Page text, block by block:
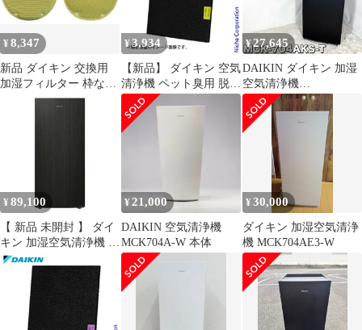
¥8,347
新品 ダイキン 交換用
加湿フィルター 枠なし
(KNME108A4)
¥3,934
【新品】 ダイキン 空気
清浄機 ペット臭用 脱臭
フィルター
BAFP102A43
¥27,645
DAIKIN ダイキン 加湿
空気清浄機
MCK704AKS-T ブラウ
ン
¥ 89,100
【 新品 未開封 】 ダイ
キン 加湿空気清浄機 ス
トリーマ 空気清浄:41畳
まで 加湿(最大):29畳ま
で PM2.5対応 ブラウン
MCK906A-T 未使用 送
料無料
¥21,000
DAIKIN 空気清浄機
MCK704A-W 本体
¥30,000
ダイキン 加湿空気清浄
機 MCK704AE3-W